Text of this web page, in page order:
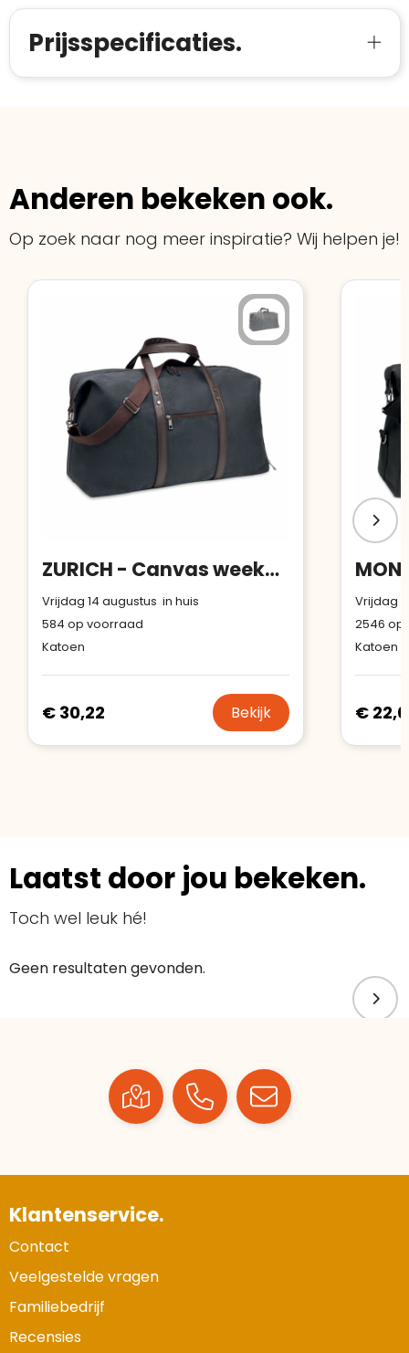
Prijsspecificaties.
Anderen bekeken ook.
Op zoek naar nog meer inspiratie? Wij helpen je!
ZURICH - Canvas weekendtas 450 gr/m²
Vrijdag 14 augustus in huis
584 op voorraad
Katoen
€ 30,22 Bekijk
Vrijdag
2546 op
Katoen
€
Laatst door jou bekeken.
Toch wel leuk hé!
Geen resultaten gevonden.
Klantenservice.
Contact
Veelgestelde vragen
Familiebedrijf
Recensies